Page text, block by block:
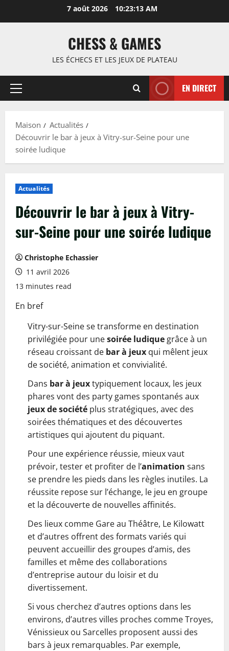
7 août 2026 10:23:14 AM
CHESS & GAMES
LES ÉCHECS ET LES JEUX DE PLATEAU
Menu
EN DIRECT
Maison
Actualités
Découvrir le bar à jeux à Vitry-sur-Seine pour une
soirée ludique
Actualités
Découvrir le bar à jeux à Vitry-
sur-Seine pour une soirée ludique
Christophe Echassier
11 avril 2026
13 minutes read
En bref
Vitry-sur-Seine se transforme en destination
privilégiée pour unesoirée ludique grâce à un
réseau croissant de bar à jeux qui mêlent jeux
de société, animation et convivialité.
Dans bar à jeuxtypiquement locaux, les jeux
phares vont des party games spontanés aux
jeux de société plus stratégiques, avec des
soirées thématiques et des découvertes
artistiques qui ajoutent du piquant.
Pour une expérience réussie, mieux vaut
prévoir, tester et profiter de l’animation sans
se prendre les pieds dans les règles inutiles. La
réussite repose sur l’échange, le jeu en groupe
et la découverte de nouvelles affinités.
Des lieux comme Gare au Théâtre, Le Kilowatt
et d’autres offrent des formats variés qui
peuvent accueillir des groupes d’amis, des
familles et même des collaborations
d’entreprise autour du loisir et du
divertissement.
Si vous cherchez d’autres options dans les
environs, d’autres villes proches comme Troyes,
Vénissieux ou Sarcelles proposent aussi des
bars à jeux remarquables. Par exemple,